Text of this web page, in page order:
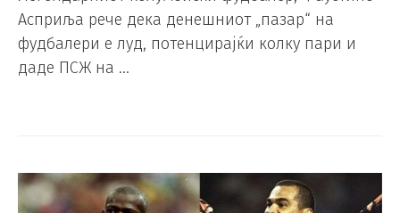
Асприља рече дека денешниот „пазар“ на
фудбалери е луд, потенцирајќи колку пари и
даде ПСЖ на …